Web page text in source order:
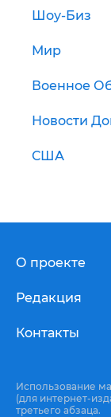
Шоу-Биз
Мир
Военное
Новости
США
О проекте
Редакция
Контакты
Использование
(для интернет-
третьего абзаца.